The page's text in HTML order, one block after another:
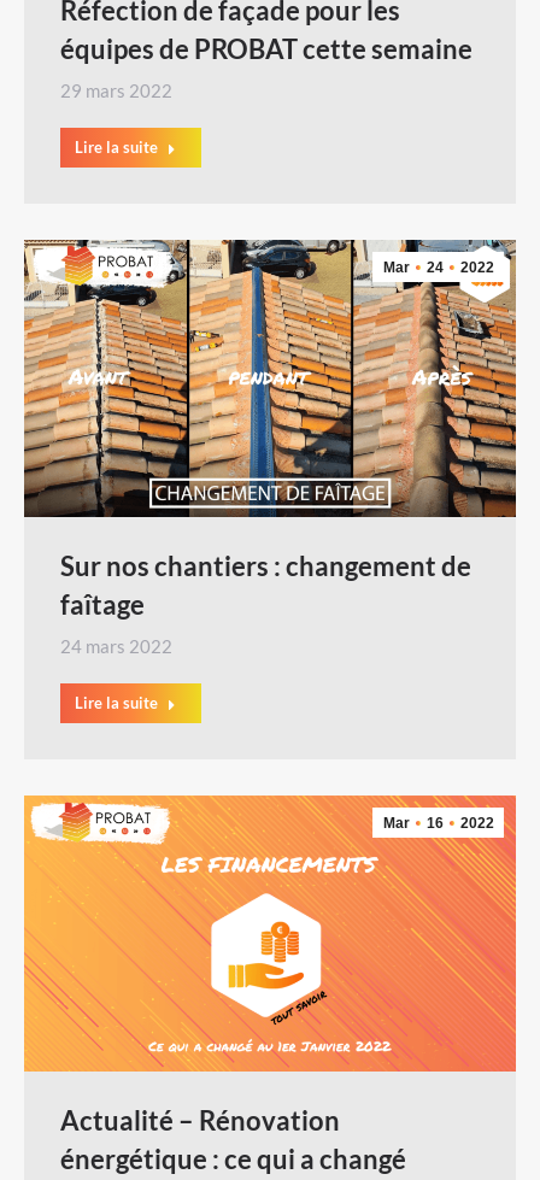
Réfection de façade pour les
équipes de PROBAT cette semaine
29 mars 2022
Lire la suite
Mar 24 2022
Sur nos chantiers : changement de
faîtage
24 mars 2022
Lire la suite
Mar 16 2022
Actualité – Rénovation
énergétique : ce qui a changé